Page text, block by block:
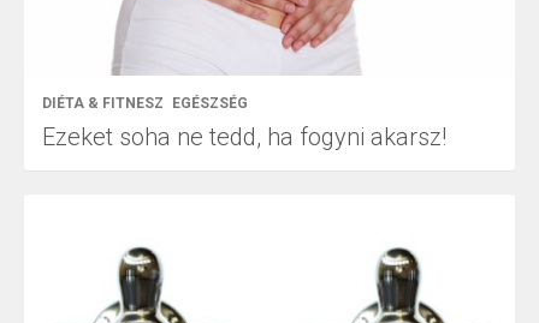
DIÉTA & FITNESZ EGÉSZSÉG
Ezeket soha ne tedd, ha fogyni akarsz!